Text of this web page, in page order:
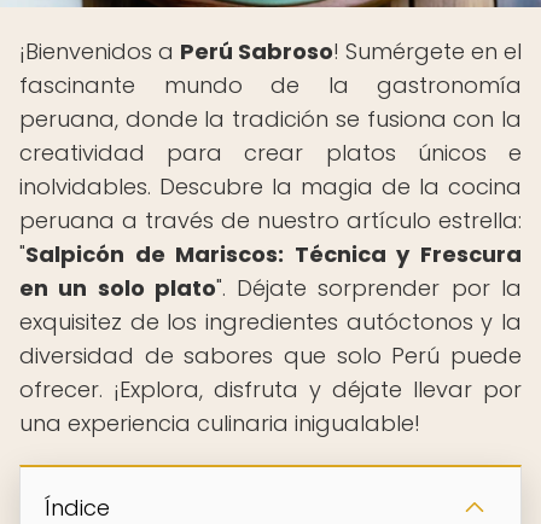
¡Bienvenidos a Perú Sabroso! Sumérgete en el
fascinante mundo de la gastronomía
peruana, donde la tradición se fusiona con la
creatividad para crear platos únicos e
inolvidables. Descubre la magia de la cocina
peruana a través de nuestro artículo estrella:
"Salpicón de Mariscos: Técnica y Frescura
en un solo plato". Déjate sorprender por la
exquisitez de los ingredientes autóctonos y la
diversidad de sabores que solo Perú puede
ofrecer. ¡Explora, disfruta y déjate llevar por
una experiencia culinaria inigualable!
Índice